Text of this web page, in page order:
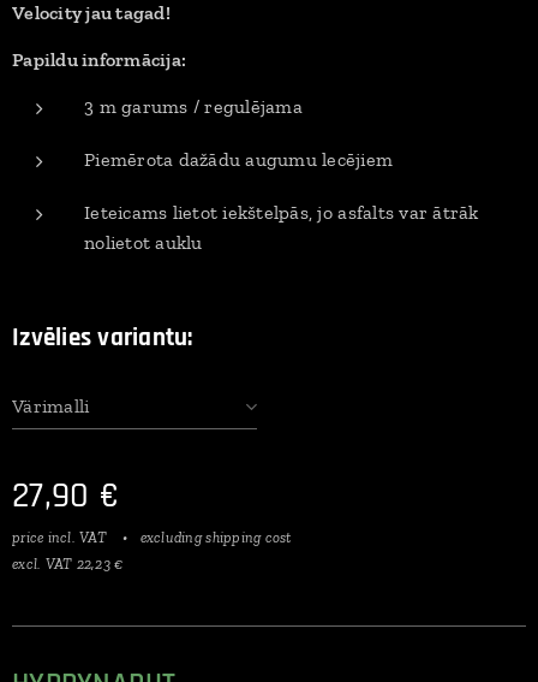
Velocity jau tagad!
Papildu informācija:
3 m garums / regulējama
Piemērota dažādu augumu lecējiem
Ieteicams lietot iekštelpās, jo asfalts var ātrāk
nolietot auklu
Izvēlies variantu:
Värimalli
27,90 €
price incl. VAT
excluding shipping cost
excl. VAT 22,23 €